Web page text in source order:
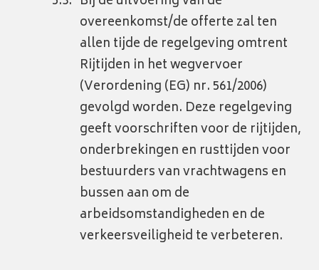
overeenkomst/de offerte zal ten
allen tijde de regelgeving omtrent
Rijtijden in het wegvervoer
(Verordening (EG) nr. 561/2006)
gevolgd worden. Deze regelgeving
geeft voorschriften voor de rijtijden,
onderbrekingen en rusttijden voor
bestuurders van vrachtwagens en
bussen aan om de
arbeidsomstandigheden en de
verkeersveiligheid te verbeteren.